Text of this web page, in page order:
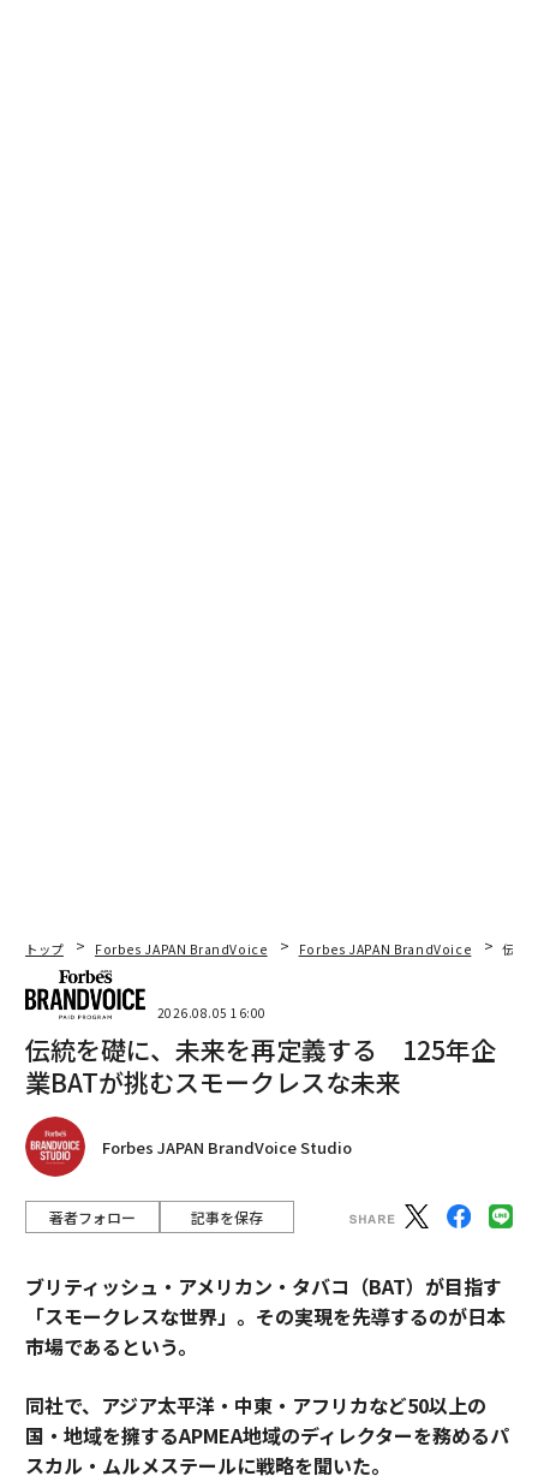
トップ Forbes JAPAN BrandVoice Forbes JAPAN BrandVoice 伝統
2026.08.05 16:00
伝統を礎に、未来を再定義する 125年企
業BATが挑むスモークレスな未来
Forbes JAPAN BrandVoice Studio
著者フォロー 記事を保存
ブリティッシュ・アメリカン・タバコ（BAT）が目指す
「スモークレスな世界」。その実現を先導するのが日本
市場であるという。
同社で、アジア太平洋・中東・アフリカなど50以上の
国・地域を擁するAPMEA地域のディレクターを務めるパ
スカル・ムルメステールに戦略を聞いた。